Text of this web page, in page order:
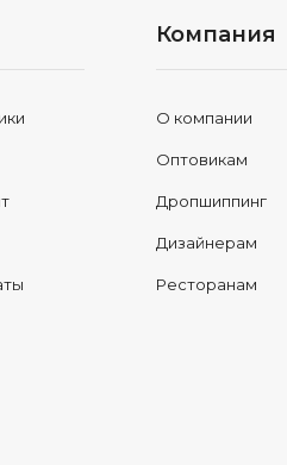
Компания
О компании
Оптовикам
Дропшиппинг
Дизайнерам
Ресторанам